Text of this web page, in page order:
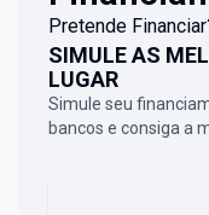
Pretende
SIMULE AS
LUGAR
Simule seu
bancos e consiga a